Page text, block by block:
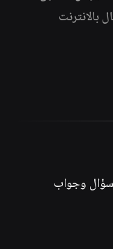
بالانترنت
سؤال وجواب